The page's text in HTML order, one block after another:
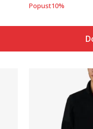
Popust10%